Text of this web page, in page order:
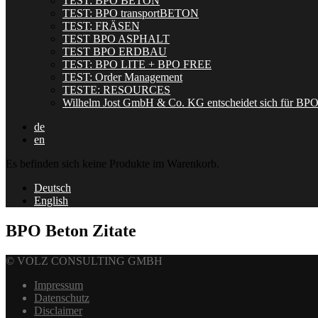
TEST: BPO transportBETON
TEST: FRÄSEN
TEST BPO ASPHALT
TEST BPO ERDBAU
TEST: BPO LITE + BPO FREE
TEST: Order Management
TESTE: RESOURCES
Wilhelm Jost GmbH & Co. KG entscheidet sich für BPO
de
en
Es befinden sich keine Produkte im Warenkorb.
Deutsch
English
BPO Beton Zitate
© VOLZ CONSULTING GMBH
Impressum
Datenschutz
Disclaimer